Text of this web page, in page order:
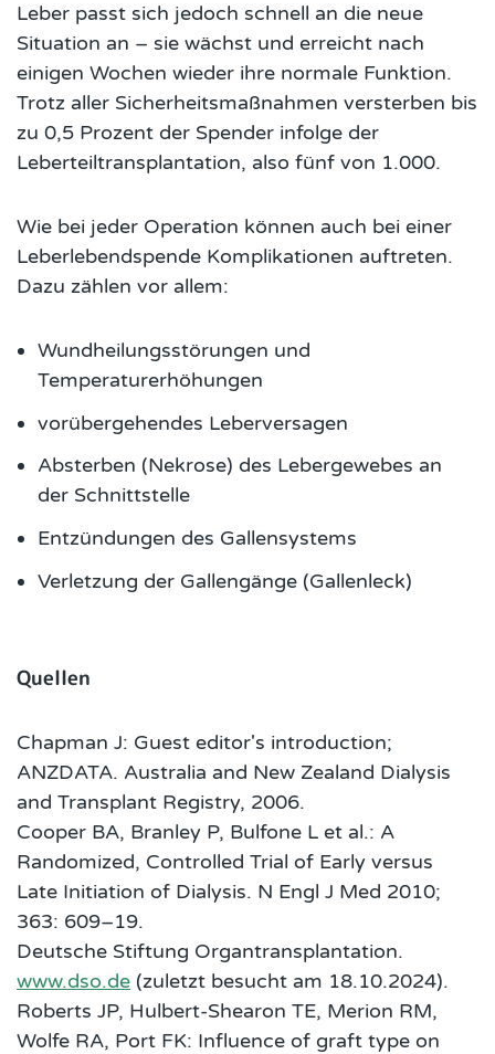
Leber passt sich jedoch schnell an die neue
Situation an – sie wächst und erreicht nach
einigen Wochen wieder ihre normale Funktion.
Trotz aller Sicherheitsmaßnahmen versterben bis
zu 0,5 Prozent der Spender infolge der
Leberteiltransplantation, also fünf von 1.000.
Wie bei jeder Operation können auch bei einer
Leberlebendspende Komplikationen auftreten.
Dazu zählen vor allem:​
Wundheilungsstörungen und
Temperaturerhöhungen
vorübergehendes Leberversagen
Absterben (Nekrose) des Lebergewebes an
der Schnittstelle
Entzündungen des Gallensystems
Verletzung der Gallengänge (Gallenleck)
Quellen
Chapman J: Guest editor's introduction;
ANZDATA. Australia and New Zealand Dialysis
and Transplant Registry, 2006.
Cooper BA, Branley P, Bulfone L et al.: A
Randomized, Controlled Trial of Early versus
Late Initiation of Dialysis. N Engl J Med 2010;
363: 609–19.
Deutsche Stiftung Organtransplantation.
www.dso.de (zuletzt besucht am 18.10.2024).
Roberts JP, Hulbert-Shearon TE, Merion RM,
Wolfe RA, Port FK: Influence of graft type on